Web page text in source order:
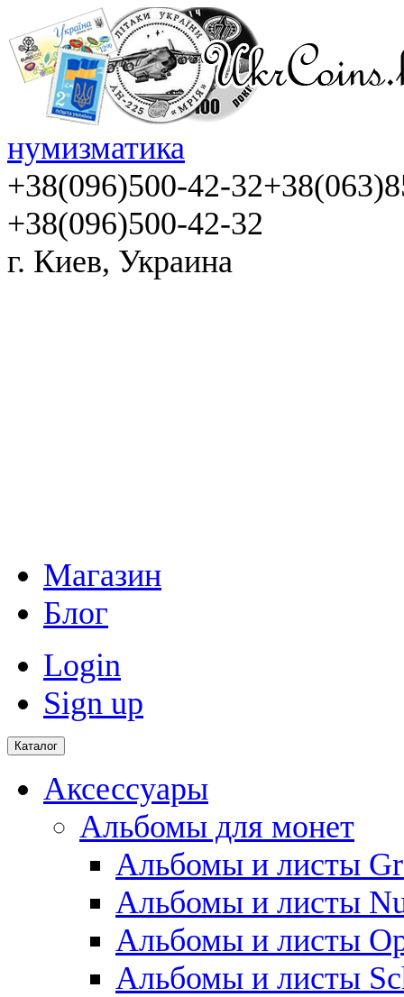
нумизматика
+38(096)500-42-32
+38(096)500-42-32
г. Киев, Украина
Магазин
Блог
Login
Sign up
Каталог
Аксессуары
Альбомы для монет
Альбомы и листы
Альбомы и листы
Альбомы и листы
Альбомы и листы